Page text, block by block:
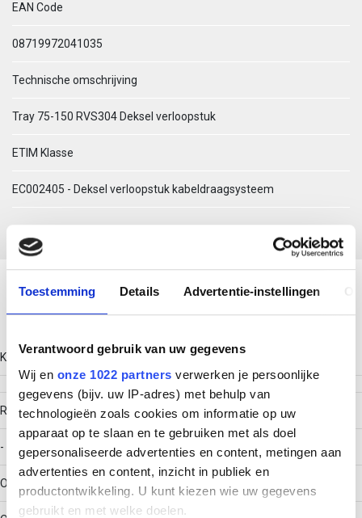
Toestemming Details Advertentie-instellingen
Verantwoord gebruik van uw gegevens
Wij en onze 1022 partners verwerken je persoonlijke
gegevens (bijv. uw IP-adres) met behulp van
technologieën zoals cookies om informatie op uw
apparaat op te slaan en te gebruiken met als doel
gepersonaliseerde advertenties en content, metingen aan
advertenties en content, inzicht in publiek en
productontwikkeling. U kunt kiezen wie uw gegevens
gebruikt en met welke doelen.
EAN Code
08719972041035
Technische omschrijving
Tray 75-150 RVS304 Deksel verloopstuk
ETIM Klasse
EC002405 - Deksel verloopstuk kabeldraagsysteem
Download productsheet
Technische gegevens
Kleur
RAL-nummer
-
Oppervlaktebescherming